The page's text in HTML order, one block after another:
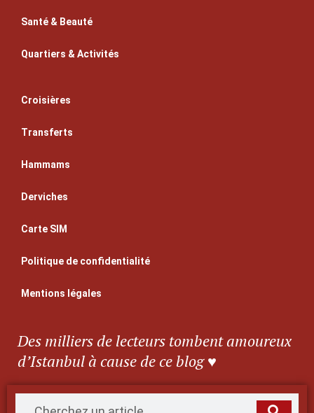
Santé & Beauté
Quartiers & Activités
Croisières
Transferts
Hammams
Derviches
Carte SIM
Politique de confidentialité
Mentions légales
Des milliers de lecteurs tombent amoureux
d’Istanbul à cause de ce blog ♥